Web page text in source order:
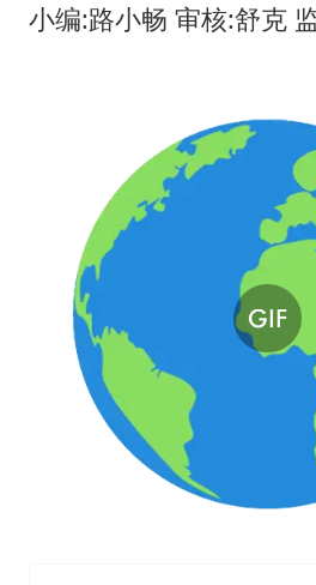
小编:路小畅 审核:舒克